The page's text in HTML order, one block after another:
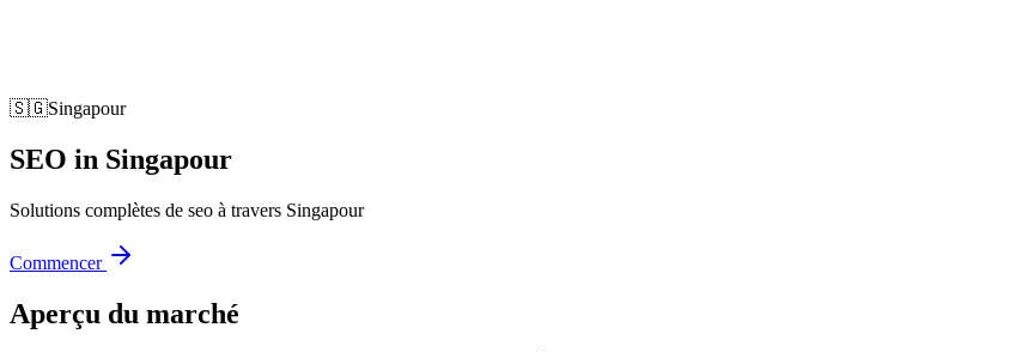
🇸🇬Singapour
SEO in Singapour
Solutions complètes de seo à travers Singapour
Commencer
Aperçu du marché